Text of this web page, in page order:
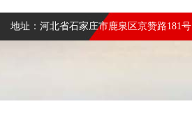
地址：河北省石家庄市鹿泉区京赞路181号